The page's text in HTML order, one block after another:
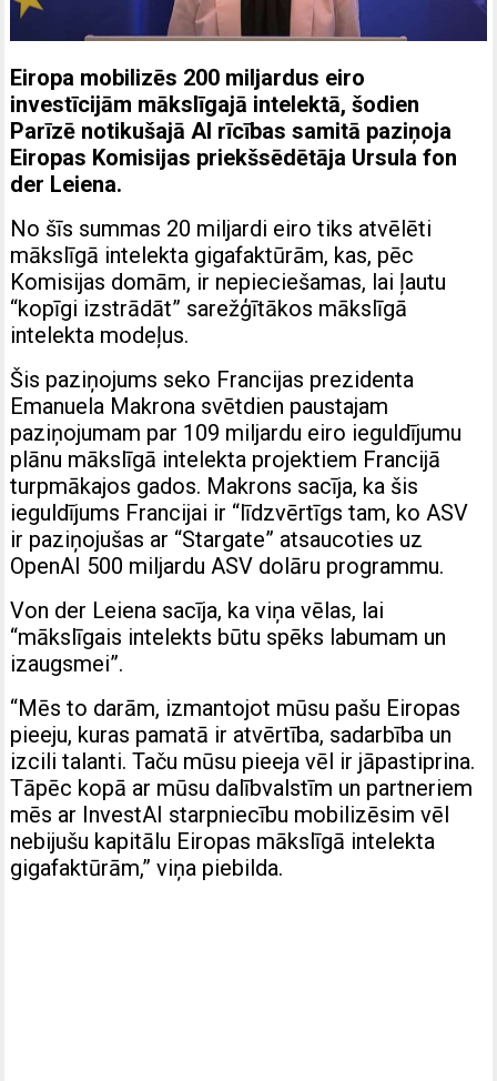
Eiropa mobilizēs 200 miljardus eiro
investīcijām mākslīgajā intelektā, šodien
Parīzē notikušajā AI rīcības samitā paziņoja
Eiropas Komisijas priekšsēdētāja Ursula fon
der Leiena.
No šīs summas 20 miljardi eiro tiks atvēlēti
mākslīgā intelekta gigafaktūrām, kas, pēc
Komisijas domām, ir nepieciešamas, lai ļautu
“kopīgi izstrādāt” sarežģītākos mākslīgā
intelekta modeļus.
Šis paziņojums seko Francijas prezidenta
Emanuela Makrona svētdien paustajam
paziņojumam par 109 miljardu eiro ieguldījumu
plānu mākslīgā intelekta projektiem Francijā
turpmākajos gados. Makrons sacīja, ka šis
ieguldījums Francijai ir “līdzvērtīgs tam, ko ASV
ir paziņojušas ar “Stargate” atsaucoties uz
OpenAI 500 miljardu ASV dolāru programmu.
Von der Leiena sacīja, ka viņa vēlas, lai
“mākslīgais intelekts būtu spēks labumam un
izaugsmei”.
“Mēs to darām, izmantojot mūsu pašu Eiropas
pieeju, kuras pamatā ir atvērtība, sadarbība un
izcili talanti. Taču mūsu pieeja vēl ir jāpastiprina.
Tāpēc kopā ar mūsu dalībvalstīm un partneriem
mēs ar InvestAI starpniecību mobilizēsim vēl
nebijušu kapitālu Eiropas mākslīgā intelekta
gigafaktūrām,” viņa piebilda.